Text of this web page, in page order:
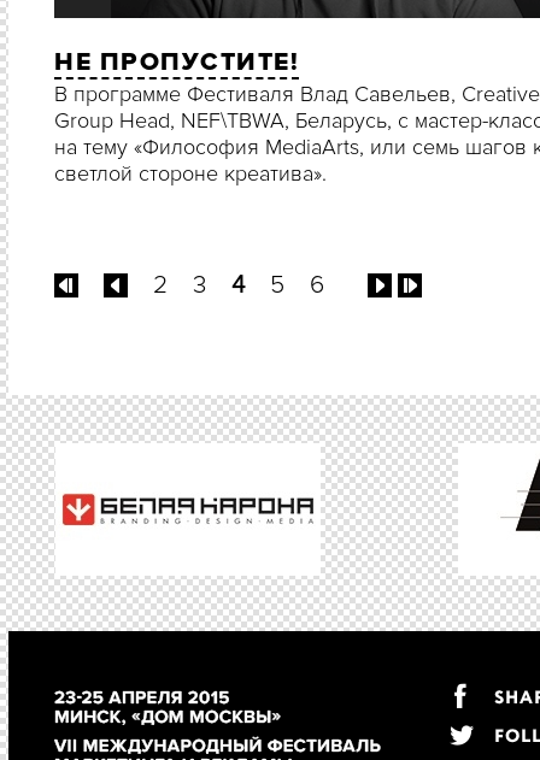
НЕ ПРОПУСТИТЕ!
В программе Фестиваля Влад Савельев, Creative
Group Head, NEF\TBWA, Беларусь, c мастер-
на тему «Философия MediaArts, или семь шагов
светлой стороне креатива».
2 3 4 5 6